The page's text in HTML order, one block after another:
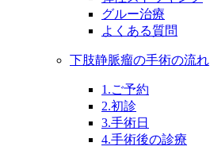
グルー治療
よくある質問
下肢静脈瘤の手術の流れ
1.ご予約
2.初診
3.手術日
4.手術後の診療